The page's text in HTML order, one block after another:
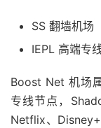
SS 翻墙机场
IEPL 高端专
Boost Net 机场
专线节点，
Netflix、